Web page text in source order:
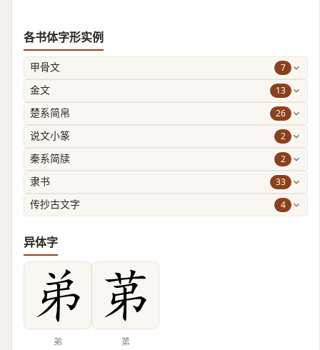
各书体字形实例
甲骨文 7
金文 13
楚系简帛 26
说文小篆 2
秦系简牍 2
隶书 33
传抄古文字 4
异体字
弟 苐